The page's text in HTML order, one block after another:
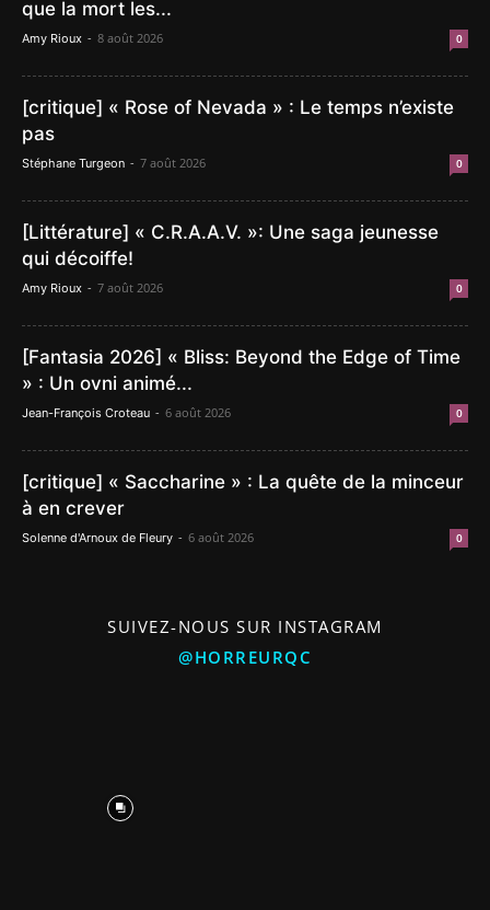
que la mort les...
Amy Rioux - 8 août 2026 0
[critique] « Rose of Nevada » : Le temps n’existe
pas
Stéphane Turgeon - 7 août 2026 0
[Littérature] « C.R.A.A.V. »: Une saga jeunesse
qui décoiffe!
Amy Rioux - 7 août 2026 0
[Fantasia 2026] « Bliss: Beyond the Edge of Time
» : Un ovni animé...
Jean-François Croteau - 6 août 2026 0
[critique] « Saccharine » : La quête de la minceur
à en crever
Solenne d'Arnoux de Fleury - 6 août 2026 0
SUIVEZ-NOUS SUR INSTAGRAM
@HORREURQC